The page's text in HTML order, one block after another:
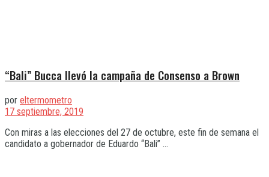
“Bali” Bucca llevó la campaña de Consenso a Brown
por eltermometro
17 septiembre, 2019
Con miras a las elecciones del 27 de octubre, este fin de semana el
candidato a gobernador de Eduardo “Bali” ...